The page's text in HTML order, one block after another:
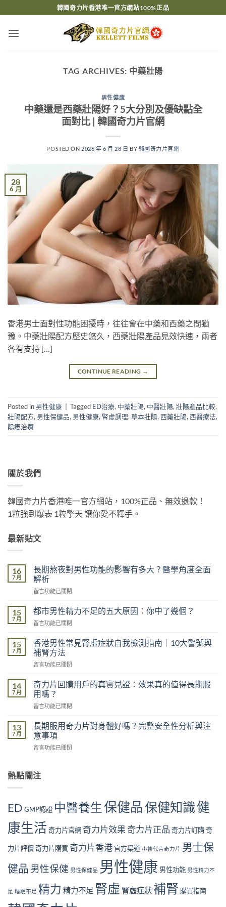
to
content
韓國奇力片香港唯一官方網站100%正品
TAG ARCHIVES: 中藥壯陽
男性健康
中藥還是西藥壯陽好？5大分別及優缺點全
面對比 | 韓國奇力片官網
POSTED ON 2026 年 6 月 28 日 BY 韓國奇力片官網
28
6 月
香港男士面對性功能困擾時，往往會在中藥和西藥之間猶
豫。中藥壯陽配方歷史悠久，西藥壯陽產品見效快速，兩者
各有支持 […]
CONTINUE READING →
Posted in 男性健康 Tagged ED治療, 中藥壯陽, 中醫壯陽, 壯陽產品比較,
壯陽配方, 男性保健品, 男性健康, 腎虛調理, 草本壯陽, 西藥壯陽, 西醫療法,
陽痿治療
關於我們
韓國奇力片香港唯一官方網站，100%正品、無效退款！
1粒強到爆表 1粒擎天 讓你愛不釋手。
最新貼文
16
7 月
長期熬夜對男性功能的影響有多大？醫學角度全面
解析
在
期
熬
夜
男
性
能
影
響
有
醫
學
角
面
解
留言功能已關閉
15
7 月
都市男性精力不足的五大原因：你中了幾個？
在
市
男
性
精
不
足
的
五
原
因：
中
個？〉
留言功能已關閉
15
7 月
香港男性常見腎虛症狀自我檢測指南｜10大警號與
補腎方法
在
港
男
性
常
腎
虛
症
狀
檢
｜
大
號
與
腎
法〉
留言功能已關閉
14
7 月
奇力片回購用戶的真實見證：效果真的值得長期服
用嗎？
在
力
片
回
購
的
證：
果
真
值
長
用
嗎？〉
留言功能已關閉
13
7 月
長期服用奇力片對身體好嗎？完整安全性分析與注
意事項
在
服
用
片
身
體
嗎？
整
性
留言功能已關閉
熱點關注
ED GMP認證 中醫養生保健品保健知識健
康生活 奇力片官網 奇力片效果 奇力片正品 奇力片訂購奇
力片評價奇力片購買 奇力片香港 官方渠道 小禎代言奇力片 男士保
健品 男性保健 男性保健品 男性健康 男性功能 男性精力不
足 睡眠不足 精力 精力不足 腎虛 腎虛症狀補腎 購買指南